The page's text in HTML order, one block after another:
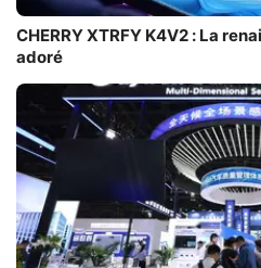
CHERRY XTRFY K4V2 : La
adoré